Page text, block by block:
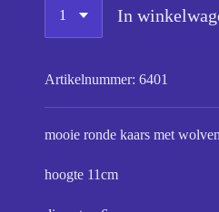
In
Artikelnummer: 6401
mooie ronde kaars met
hoogte 11cm